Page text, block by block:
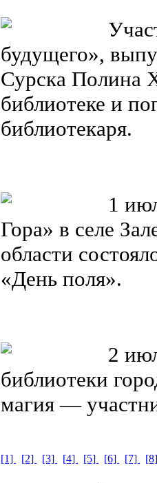
будущего»,
Сурска Полина
библиотеке и
библиотекаря.
1
Гора» в селе
области
«День поля».
2
библиотеки
магия —
[1] [2] [3] [4] [5] [6] [7]